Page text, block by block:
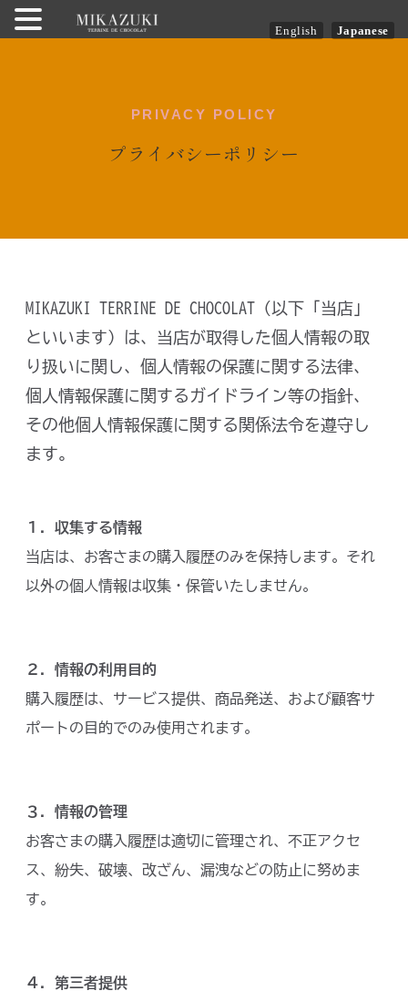
PRIVACY POLICY
プライバシーポリシー
MIKAZUKI TERRINE DE CHOCOLAT（以下「当店」
といいます）は、当店が取得した個人情報の取
り扱いに関し、個人情報の保護に関する法律、
個人情報保護に関するガイドライン等の指針、
その他個人情報保護に関する関係法令を遵守し
ます。
１．収集する情報
当店は、お客さまの購入履歴のみを保持します。それ
以外の個人情報は収集・保管いたしません。
２．情報の利用目的
購入履歴は、サービス提供、商品発送、および顧客サ
ポートの目的でのみ使用されます。
３．情報の管理
お客さまの購入履歴は適切に管理され、不正アクセ
ス、紛失、破壊、改ざん、漏洩などの防止に努めま
す。
４．第三者提供
English Japanese